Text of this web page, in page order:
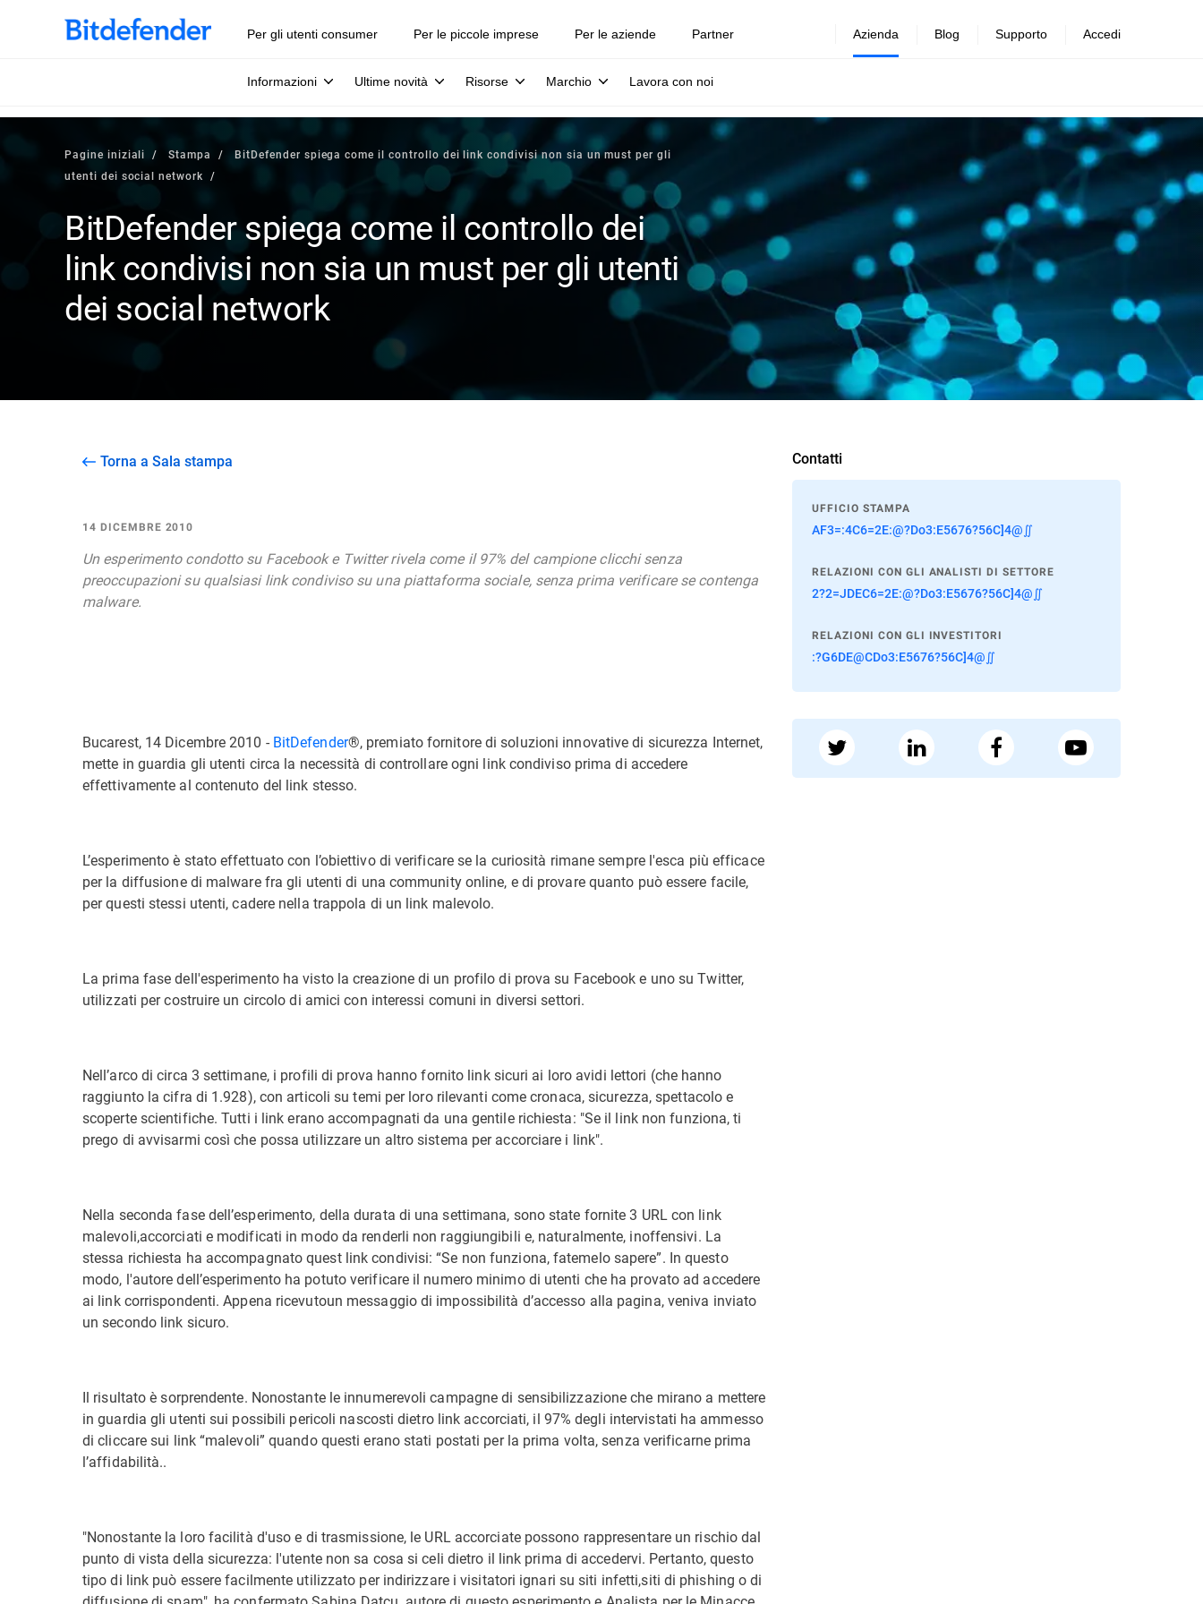
Per gli utenti consumer Per le piccole imprese Per le aziende Partner Azienda
Informazioni Ultime novità Risorse Marchio Lavora con noi
Blog Supporto Accedi
Pagine iniziali Stampa
BitDefender spiega come il controllo dei link condivisi non sia un must per gli
utenti dei social network
BitDefender spiega come il controllo dei
link condivisi non sia un must per gli utenti
dei social network
Torna a Sala stampa
14 DICEMBRE 2010
Un esperimento condotto su Facebook e Twitter rivela come il 97% del campione clicchi senza
preoccupazioni su qualsiasi link condiviso su una piattaforma sociale, senza prima verificare se contenga
malware.
Bucarest, 14 Dicembre 2010 - BitDefender®, premiato fornitore di soluzioni innovative di sicurezza Internet,
mette in guardia gli utenti circa la necessità di controllare ogni link condiviso prima di accedere
effettivamente al contenuto del link stesso.
L’esperimento è stato effettuato con l’obiettivo di verificare se la curiosità rimane sempre l'esca più efficace
per la diffusione di malware fra gli utenti di una community online, e di provare quanto può essere facile,
per questi stessi utenti, cadere nella trappola di un link malevolo.
La prima fase dell'esperimento ha visto la creazione di un profilo di prova su Facebook e uno su Twitter,
utilizzati per costruire un circolo di amici con interessi comuni in diversi settori.
Nell’arco di circa 3 settimane, i profili di prova hanno fornito link sicuri ai loro avidi lettori (che hanno
raggiunto la cifra di 1.928), con articoli su temi per loro rilevanti come cronaca, sicurezza, spettacolo e
scoperte scientifiche. Tutti i link erano accompagnati da una gentile richiesta: "Se il link non funziona, ti
prego di avvisarmi così che possa utilizzare un altro sistema per accorciare i link".
Nella seconda fase dell’esperimento, della durata di una settimana, sono state fornite 3 URL con link
malevoli,accorciati e modificati in modo da renderli non raggiungibili e, naturalmente, inoffensivi. La
stessa richiesta ha accompagnato quest link condivisi: “Se non funziona, fatemelo sapere”. In questo
modo, l'autore dell’esperimento ha potuto verificare il numero minimo di utenti che ha provato ad accedere
ai link corrispondenti. Appena ricevutoun messaggio di impossibilità d’accesso alla pagina, veniva inviato
un secondo link sicuro.
Il risultato è sorprendente. Nonostante le innumerevoli campagne di sensibilizzazione che mirano a mettere
in guardia gli utenti sui possibili pericoli nascosti dietro link accorciati, il 97% degli intervistati ha ammesso
di cliccare sui link “malevoli” quando questi erano stati postati per la prima volta, senza verificarne prima
l’affidabilità..
"Nonostante la loro facilità d'uso e di trasmissione, le URL accorciate possono rappresentare un rischio dal
punto di vista della sicurezza: l'utente non sa cosa si celi dietro il link prima di accedervi. Pertanto, questo
tipo di link può essere facilmente utilizzato per indirizzare i visitatori ignari su siti infetti,siti di phishing o di
Contatti
UFFICIO STAMPA
AF3=:4C6=2E:@?Do3:E5676?56C]4@∬
RELAZIONI CON GLI ANALISTI DI SETTORE
2?2=JDEC6=2E:@?Do3:E5676?56C]4@∬
RELAZIONI CON GLI INVESTITORI
:?G6DE@CDo3:E5676?56C]4@∬